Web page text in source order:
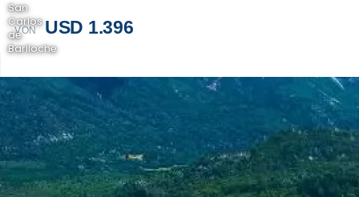
VON USD 1.396
San
Carlos
de
Bariloche